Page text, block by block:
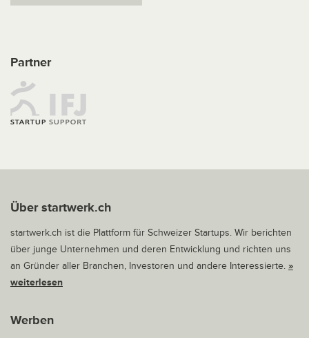
Partner
Über startwerk.ch
startwerk.ch ist die Plattform für Schweizer Startups. Wir berichten
über junge Unternehmen und deren Entwicklung und richten uns
an Gründer aller Branchen, Investoren und andere Interessierte. »
weiterlesen
Werben